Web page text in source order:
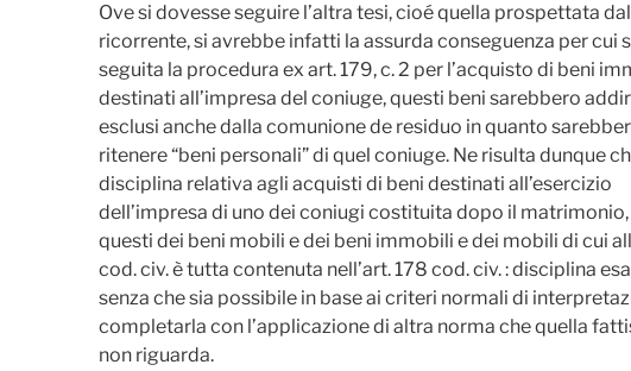
Ove si dovesse seguire l’altra tesi, cioé quella prospettata dal
ricorrente, si avrebbe infatti la assurda conseguenza per cui
seguita la procedura ex art. 179, c. 2 per l’acquisto di beni
destinati all’impresa del coniuge, questi beni sarebbero
esclusi anche dalla comunione de residuo in quanto
ritenere “beni personali” di quel coniuge. Ne risulta dunque
disciplina relativa agli acquisti di beni destinati all’esercizio
dell’impresa di uno dei coniugi costituita dopo il matrimonio,
questi dei beni mobili e dei beni immobili e dei mobili di cui
cod. civ. è tutta contenuta nell’art. 178 cod. civ. : disciplina
senza che sia possibile in base ai criteri normali di
completarla con l’applicazione di altra norma che quella
non riguarda.